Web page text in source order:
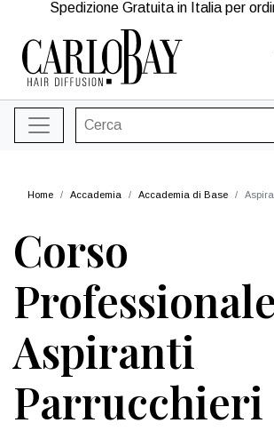
Spedizione Gratuita in Italia per
Home Accademia Accademia di Base
Corso
Aspiranti
Parrucchieri